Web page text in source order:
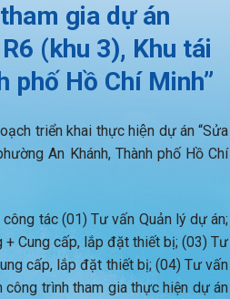
gia dự án
(khu 3), Khu tái
phố Hồ Chí Minh”
triển khai thực hiện dự án “Sửa
An Khánh, Thành phố Hồ Chí
tác (01) Tư vấn Quản lý dự án;
Cung cấp, lắp đặt thiết bị; (03) Tư
cấp, lắp đặt thiết bị; (04) Tư vấn
trình tham gia thực hiện dự án